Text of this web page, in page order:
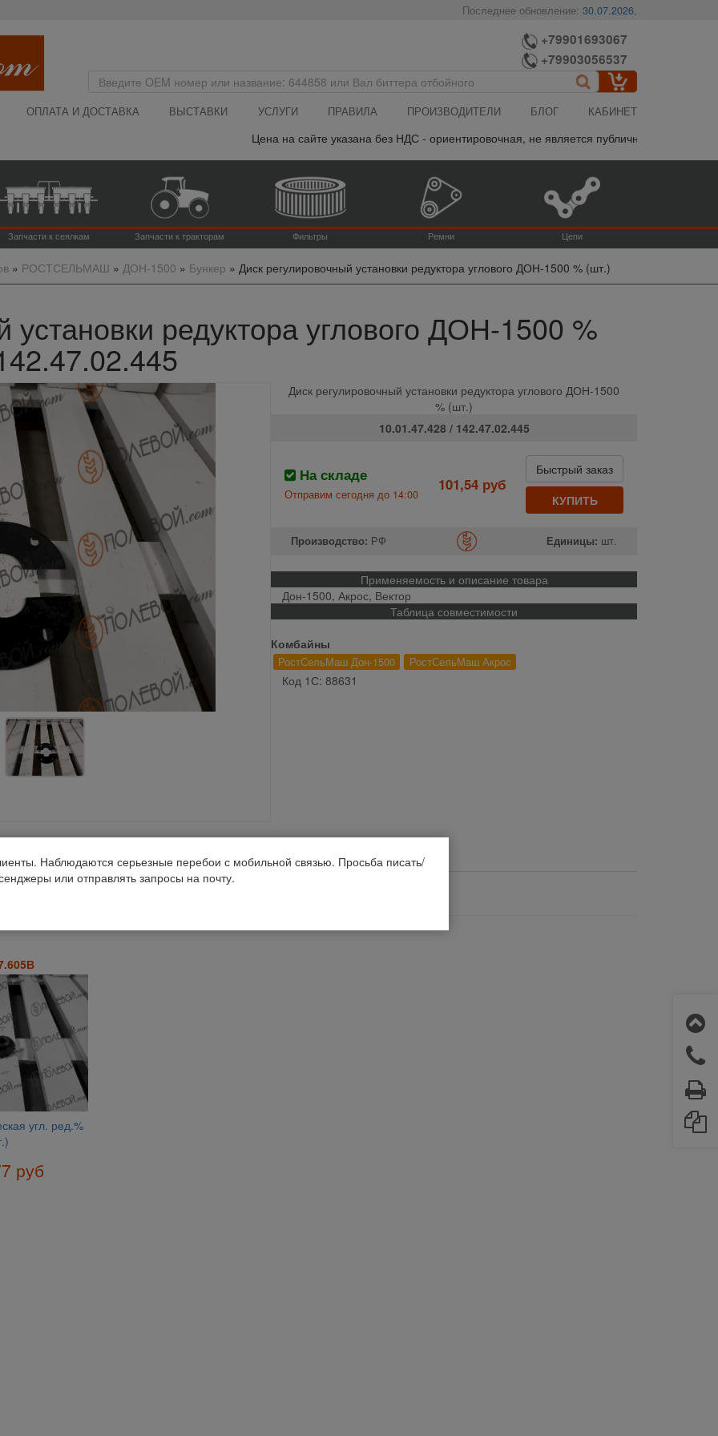
Последнее обновление:30.07.2026,
+79901693067
+79903056537
ОПЛАТА И ДОСТАВКА ВЫСТАВКИ УСЛУГИ ПРАВИЛА ПРОИЗВОДИТЕЛИ БЛОГ КАБИНЕТ
Цена на сайте указана без НДС - ориентировочная, не является публичной офертой,
Запчасти к сеялкам Запчасти к тракторам Фильтры Ремни Цепи
» РОСТСЕЛЬМАШ » ДОН-1500 » Бункер » Диск регулировочный установки редуктора углового ДОН-1500 % (шт.)
установки редуктора углового ДОН-1500 %
Диск регулировочный установки редуктора углового ДОН-1500
% (шт.)
10.01.47.428 / 142.47.02.445
На складе
Отправим сегодня до 14:00
101,54 руб
Быстрый заказ
КУПИТЬ
Производство: РФ Единицы: шт.
Применяемость и описание товара
Дон-1500, Акрос, Вектор
Таблица совместимости
Комбайны
РостСельМаш Дон-1500 РостСельМаш Акрос
Код 1С: 88631
Получить консультацию
угл. ред.%
руб
Наблюдаются серьезные перебои с мобильной связью. Просьба писать/
или отправлять запросы на почту.